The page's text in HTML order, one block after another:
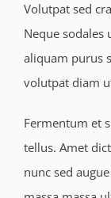
Volutpat sed
Neque
aliquam purus
volutpat diam
Fermentum et
tellus. Amet
nunc sed